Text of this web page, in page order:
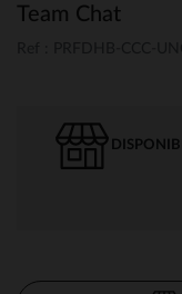
Team Chat